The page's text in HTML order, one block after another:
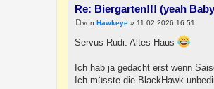
Re: Biergarten!!! (yeah
i
r
a
g
von Hawkeye » 11.02.2026 16:51
Servus Rudi. Altes Haus
Ich hab ja gedacht erst wenn
Ich müsste die BlackHawk